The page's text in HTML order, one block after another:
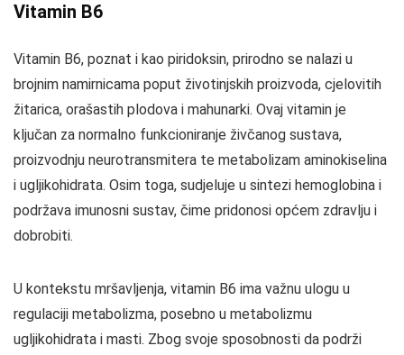
Vitamin B6
Vitamin B6, poznat i kao piridoksin, prirodno se nalazi u
brojnim namirnicama poput životinjskih proizvoda, cjelovitih
žitarica, orašastih plodova i mahunarki. Ovaj vitamin je
ključan za normalno funkcioniranje živčanog sustava,
proizvodnju neurotransmitera te metabolizam aminokiselina
i ugljikohidrata. Osim toga, sudjeluje u sintezi hemoglobina i
podržava imunosni sustav, čime pridonosi općem zdravlju i
dobrobiti.
U kontekstu mršavljenja, vitamin B6 ima važnu ulogu u
regulaciji metabolizma, posebno u metabolizmu
ugljikohidrata i masti. Zbog svoje sposobnosti da podrži